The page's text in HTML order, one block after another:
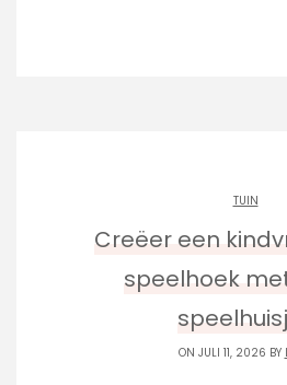
TUIN
Creëer een
speelhoek
ON JULI 11, 2026 BY